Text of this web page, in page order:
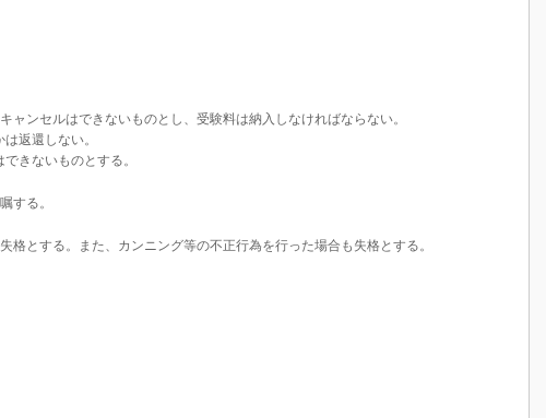
ンセルはできないものとし、受験料は納入しなければならない。
還しない。
ないものとする。
する。
とする。また、カンニング等の不正行為を行った場合も失格とする。